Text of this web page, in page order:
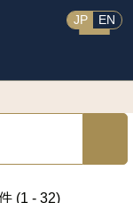
JP EN
(1 - 32)